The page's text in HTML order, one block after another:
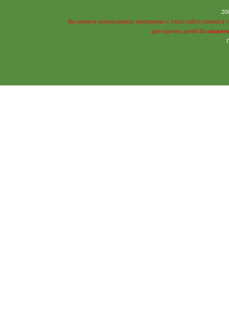
Вы можете использовать материалы с этого сайта только
для прочих целей Вы